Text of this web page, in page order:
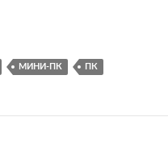
Самый маленький
МИНИ-ПК ПК